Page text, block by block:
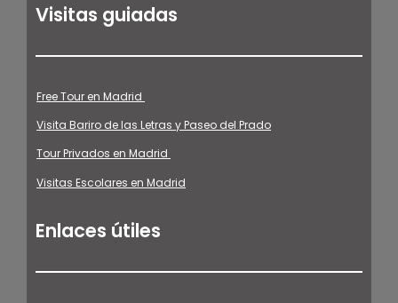
Visitas guiadas
Free Tour en Madrid
Visita Bariro de las Letras y Paseo del Prado
Tour Privados en Madrid
Visitas Escolares en Madrid
Enlaces útiles